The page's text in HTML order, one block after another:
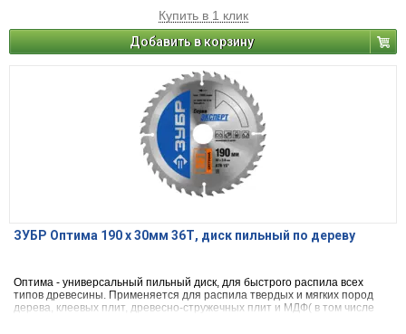
Купить в 1 клик
Добавить в корзину
ЗУБР Оптима 190 x 30мм 36Т, диск пильный по дереву
Оптима - универсальный пильный диск, для быстрого распила всех
типов древесины. Применяется для распила твердых и мягких пород
дерева, клеевых плит, древесно-стружечных плит и МДФ( в том числе